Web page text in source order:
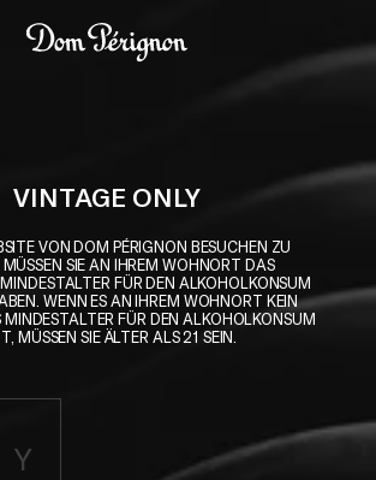
VINTAGE ONLY
VON DOM PÉRIGNON BESUCHEN ZU
SIE AN IHREM WOHNORT DAS
FÜR DEN ALKOHOLKONSUM
WENN ES AN IHREM WOHNORT KEIN
MINDESTALTER FÜR DEN ALKOHOLKONSUM
MÜSSEN SIE ÄLTER ALS 21 SEIN.